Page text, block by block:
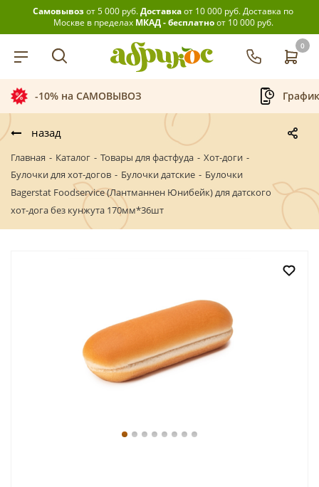
Самовывозот 5 000 руб.Доставкаот 10 000 руб.Доставка по
Москве в пределах МКАД - бесплатноот 10 000 руб.
0
График приёма заказов
назад
Главная - Каталог - Товары для фастфуда - Хот-доги -
Булочки для хот-догов - Булочки датские - Булочки
Bagerstat Foodservice (Лантманнен Юнибейк) для датского
хот-дога без кунжута 170мм*36шт